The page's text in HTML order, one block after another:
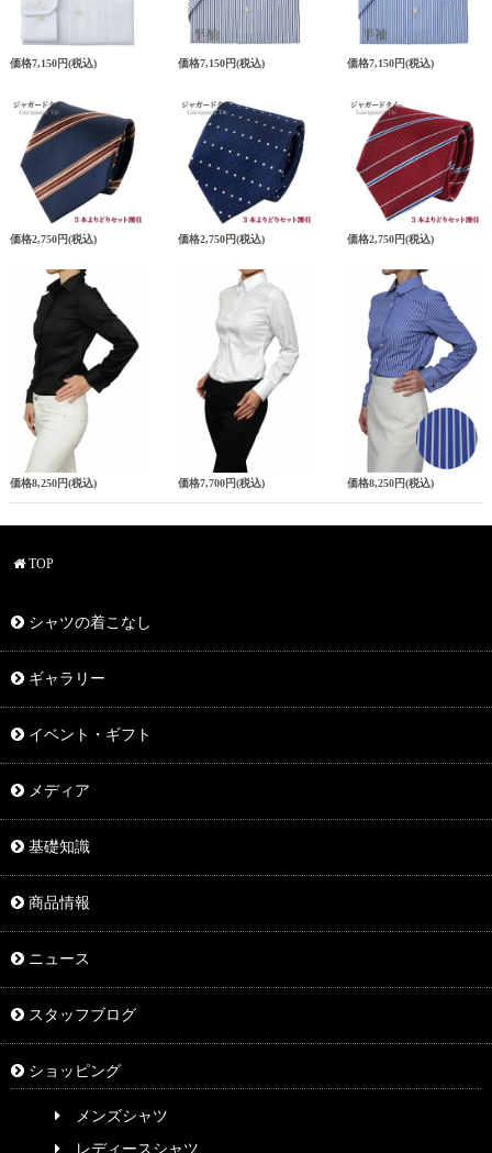
価格7,150円(税込) 価格7,150円(税込) 価格7,150円(税込)
価格2,750円(税込) 価格2,750円(税込) 価格2,750円(税込)
価格8,250円(税込) 価格7,700円(税込) 価格8,250円(税込)
TOP
シャツの着こなし
ギャラリー
イベント・ギフト
メディア
基礎知識
商品情報
ニュース
スタッフブログ
ショッピング
メンズシャツ
レディースシャツ